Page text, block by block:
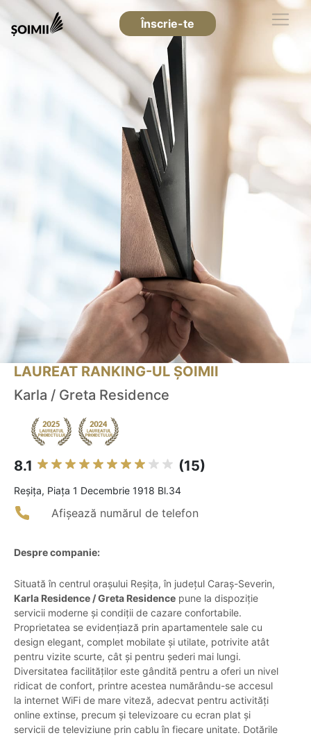
Înscrie-te
LAUREAT RANKING-UL ȘOIMII
Karla / Greta Residence
8.1 (15)
Reşiţa, Piața 1 Decembrie 1918 Bl.34
Afișează numărul de telefon
Despre companie:
Situată în centrul orașului Reșița, în județul Caraș-Severin,
Karla Residence / Greta Residence pune la dispoziție
servicii moderne și condiții de cazare confortabile.
Proprietatea se evidențiază prin apartamentele sale cu
design elegant, complet mobilate și utilate, potrivite atât
pentru vizite scurte, cât și pentru șederi mai lungi.
Diversitatea facilităților este gândită pentru a oferi un nivel
ridicat de confort, printre acestea numărându-se accesul
la internet WiFi de mare viteză, adecvat pentru activități
online extinse, precum și televizoare cu ecran plat și
servicii de televiziune prin cablu în fiecare unitate. Dotările